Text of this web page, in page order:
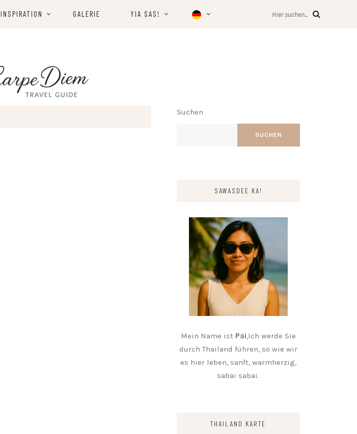
INSPIRATION GALERIE YIA SAS! Hier suchen...
Suchen
SUCHEN
SAWASDEE KA!
Mein Name ist Pai,Ich werde Sie
durch Thailand führen, so wie wir
es hier leben, sanft, warmherzig,
sabai sabai.
THAILAND KARTE